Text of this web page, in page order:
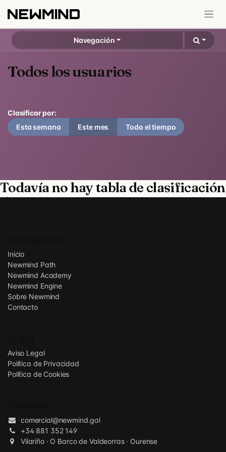
Navegación
Todos los usuarios
Clasificar por:
Esta semana
Este mes Todo el tiempo
Todavía no hay tabla de clasificación
:(
Inicio
Newmind Path
Newmind Academy
Newmind Engine
Sobre Newmind
Contacto
Aviso Legal
Política de Privacidad
Política de Cookies
comercial@newmind.gal
+34 881 352 149
Vilariño · O Barco de Valdeorras · Ourense